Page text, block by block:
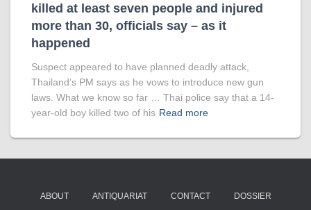
killed at least seven people and injured
more than 30, officials say – as it
happened
Suspect appeared to have planned deadly attack,
Thailand’s PM says as he vows to introduce new gun
laws. What we know so far … Thai police say that a 14-
year-old boy killed two of his Read more
ABOUT ANTIQUARIAT CONTACT DOSSIER